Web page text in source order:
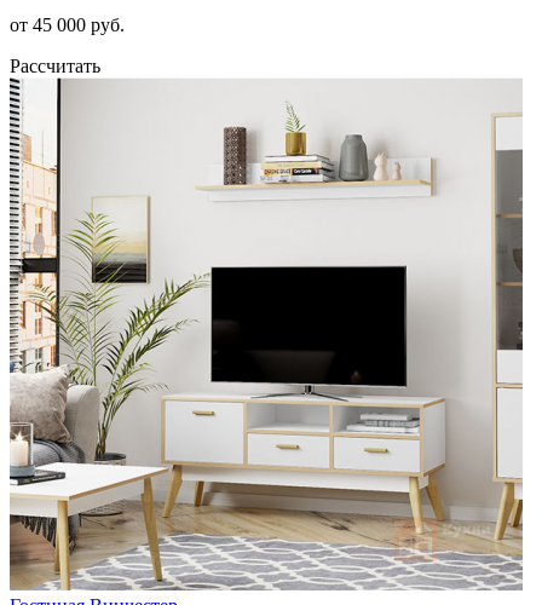
от 45 000 руб.
Рассчитать